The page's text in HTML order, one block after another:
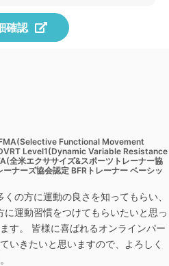
確認
Functional Movement
Level1(Dynamic Variable Resistance
全米エクササイズ&スポーツトレーナー協
ナーズ協会認定 BFRトレーナー ベーシッ
の方に運動の良さを知ってもらい、
に運動習慣をつけてもらいたいと思っ
す。 皆様に喜ばれるオンラインパー
いきたいと思いますので、よろしく